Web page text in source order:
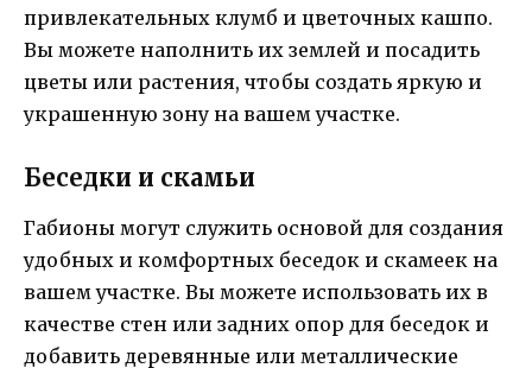
привлекательных клумб и цветочных кашпо.
Вы можете наполнить их землей и посадить
цветы или растения, чтобы создать яркую и
украшенную зону на вашем участке.
Беседки и скамьи
Габионы могут служить основой для создания
удобных и комфортных беседок и скамеек на
вашем участке. Вы можете использовать их в
качестве стен или задних опор для беседок и
добавить деревянные или металлические